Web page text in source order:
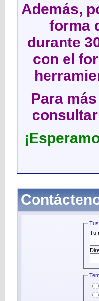
Además,
forma
durante
con el
Para
Tus
Tu